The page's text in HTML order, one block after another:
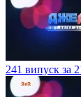
241 випуск за